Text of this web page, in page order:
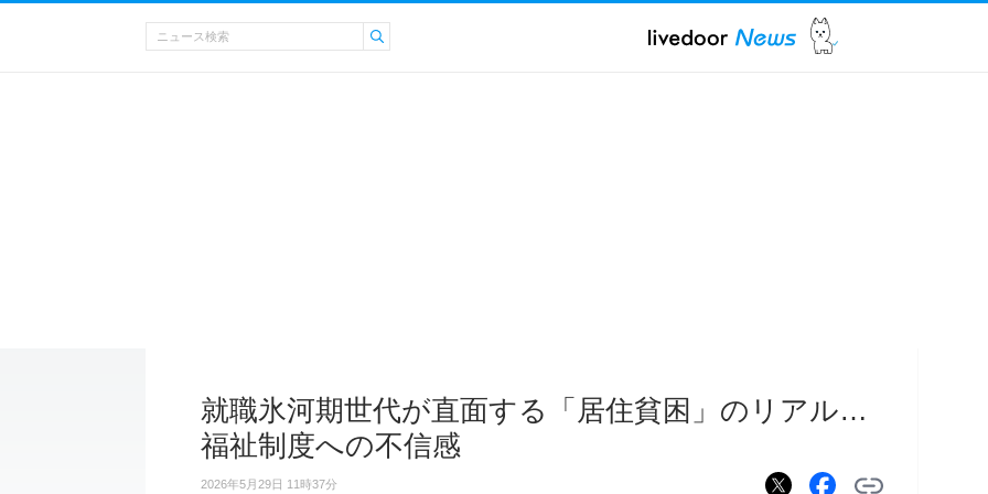
就職氷河期世代が直面する「居住貧困」のリアル…
福祉制度への不信感
2026年5月29日 11時37分